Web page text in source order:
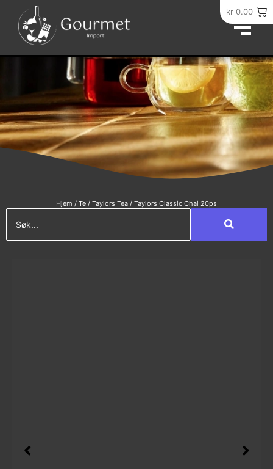
kr 0.00
Hjem / Te / Taylors Tea / Taylors Classic Chai 20ps